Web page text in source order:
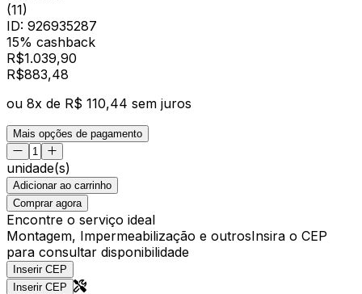
(11)
ID: 926935287
15% cashback
R$1.039,90
R$883,48
ou 8x de R$ 110,44 sem juros
Mais opções de pagamento
unidade(s)
Adicionar ao carrinho
Comprar agora
Encontre o serviço ideal
Montagem, Impermeabilização e outrosInsira o CEP
para consultar disponibilidade
Inserir CEP
Inserir CEP